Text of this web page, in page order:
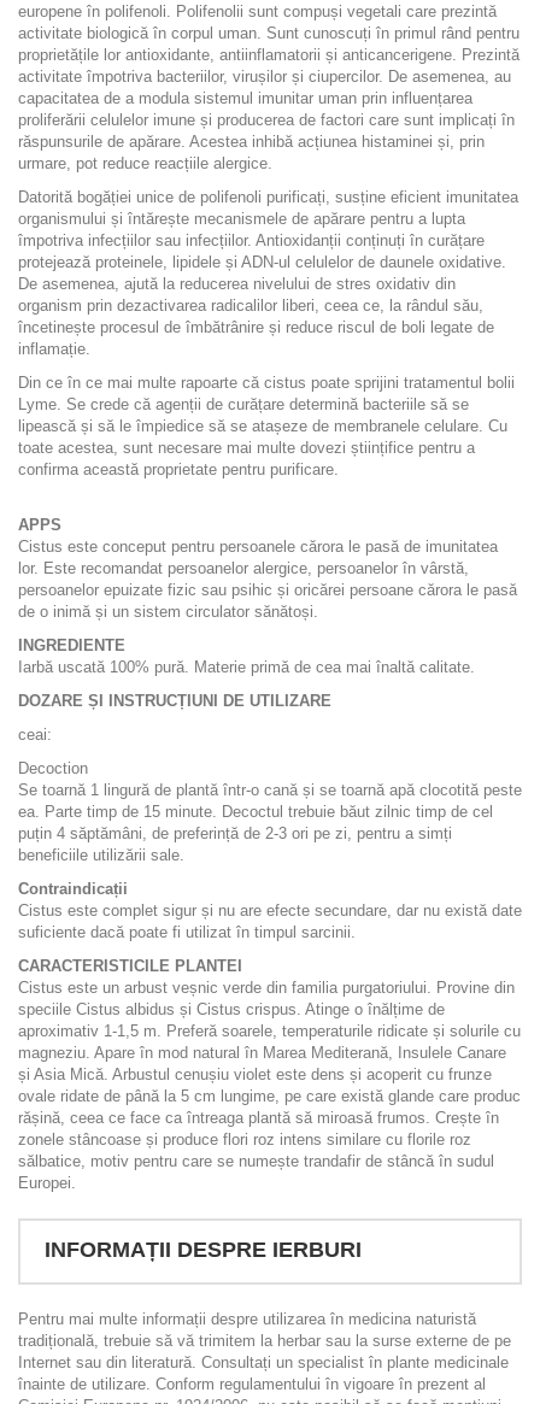
europene în polifenoli. Polifenolii sunt compuși vegetali care prezintă
activitate biologică în corpul uman. Sunt cunoscuți în primul rând pentru
proprietățile lor antioxidante, antiinflamatorii și anticancerigene. Prezintă
activitate împotriva bacteriilor, virușilor și ciupercilor. De asemenea, au
capacitatea de a modula sistemul imunitar uman prin influențarea
proliferării celulelor imune și producerea de factori care sunt implicați în
răspunsurile de apărare. Acestea inhibă acțiunea histaminei și, prin
urmare, pot reduce reacțiile alergice.
Datorită bogăției unice de polifenoli purificați, susține eficient imunitatea
organismului și întărește mecanismele de apărare pentru a lupta
împotriva infecțiilor sau infecțiilor. Antioxidanții conținuți în curățare
protejează proteinele, lipidele și ADN-ul celulelor de daunele oxidative.
De asemenea, ajută la reducerea nivelului de stres oxidativ din
organism prin dezactivarea radicalilor liberi, ceea ce, la rândul său,
încetinește procesul de îmbătrânire și reduce riscul de boli legate de
inflamație.
Din ce în ce mai multe rapoarte că cistus poate sprijini tratamentul bolii
Lyme. Se crede că agenții de curățare determină bacteriile să se
lipească și să le împiedice să se atașeze de membranele celulare. Cu
toate acestea, sunt necesare mai multe dovezi științifice pentru a
confirma această proprietate pentru purificare.
APPS
Cistus este conceput pentru persoanele cărora le pasă de imunitatea
lor. Este recomandat persoanelor alergice, persoanelor în vârstă,
persoanelor epuizate fizic sau psihic și oricărei persoane cărora le pasă
de o inimă și un sistem circulator sănătoși.
INGREDIENTE
Iarbă uscată 100% pură. Materie primă de cea mai înaltă calitate.
DOZARE ȘI INSTRUCȚIUNI DE UTILIZARE
ceai:
Decoction
Se toarnă 1 lingură de plantă într-o cană și se toarnă apă clocotită peste
ea. Parte timp de 15 minute. Decoctul trebuie băut zilnic timp de cel
puțin 4 săptămâni, de preferință de 2-3 ori pe zi, pentru a simți
beneficiile utilizării sale.
Contraindicații
Cistus este complet sigur și nu are efecte secundare, dar nu există date
suficiente dacă poate fi utilizat în timpul sarcinii.
CARACTERISTICILE PLANTEI
Cistus este un arbust veșnic verde din familia purgatoriului. Provine din
speciile Cistus albidus și Cistus crispus. Atinge o înălțime de
aproximativ 1-1,5 m. Preferă soarele, temperaturile ridicate și solurile cu
magneziu. Apare în mod natural în Marea Mediterană, Insulele Canare
și Asia Mică. Arbustul cenușiu violet este dens și acoperit cu frunze
ovale ridate de până la 5 cm lungime, pe care există glande care produc
rășină, ceea ce face ca întreaga plantă să miroasă frumos. Crește în
zonele stâncoase și produce flori roz intens similare cu florile roz
sălbatice, motiv pentru care se numește trandafir de stâncă în sudul
Europei.
INFORMAȚII DESPRE IERBURI
Pentru mai multe informații despre utilizarea în medicina naturistă
tradițională, trebuie să vă trimitem la herbar sau la surse externe de pe
Internet sau din literatură. Consultați un specialist în plante medicinale
înainte de utilizare. Conform regulamentului în vigoare în prezent al